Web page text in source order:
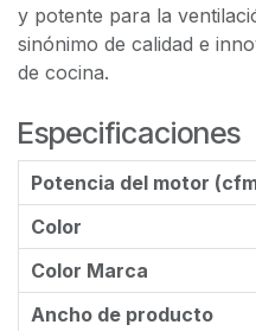
y potente para la
sinónimo de calidad e
de cocina.
Especificaciones
Potencia del motor
Color
Color Marca
Ancho de producto